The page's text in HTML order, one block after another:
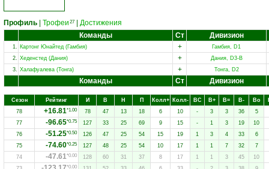
Профиль Трофеи 27
Достижения
Команды
Ст Дивизион
1. Картoнг Юнайтед (Гамбия) +
Гамбия, D1
2. Хеденстед (Дания) +
Дания, D3-B
3. Халафуалева (Тонга) + Тонга, D2
Команды Ст Дивизион
Сезон Рейтинг И В Н П Колл+ Колл- ВC В+ В= В- Вo
78
+16.81*1.00 78 47 13 18 6 10 - 3 3 36
5
77
-96.65*0.75 127 33 25 69 9 15 - 1 3 19
10
76
-51.25*0.50 126 47 25 54 15 19 1 3 4 33
6
75
-74.60*0.25 127 48 25 54 10 17 1 1 7 32
7
74
-47.61*0.00 128 60 31 37 8 17 1 1 3 45
10
*0.00